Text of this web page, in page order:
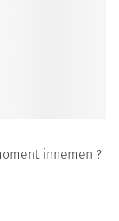
innemen ?